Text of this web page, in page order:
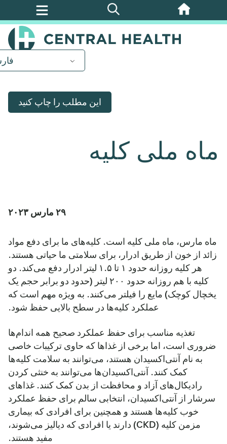
پرش
این مطلب را چاپ کنید
ماه ملی کلیه
۲۹ مارس ۲۰۲۳
ماه مارس، ماه ملی کلیه است. کلیه‌های ما برای دفع مواد
زائد از خون از طریق ادرار، برای سلامتی ما حیاتی هستند.
هر کلیه روزانه حدود ۱ تا ۱.۵ لیتر ادرار دفع می‌کند. دو
کلیه با هم روزانه حدود ۲۰۰ لیتر (حدود دو برابر حجم یک
یخچال کوچک) مایع را فیلتر می‌کنند. به ویژه مهم است که
عملکرد کلیه‌ها در سطح بالایی حفظ شود.
تغذیه مناسب برای حفظ عملکرد صحیح همه اندام‌ها
ضروری است، اما برخی از غذاها که حاوی ترکیبات خاصی
به نام آنتی‌اکسیدان هستند، می‌توانند به سلامت کلیه‌ها
کمک کنند. آنتی‌اکسیدان‌ها می‌توانند به خنثی کردن
رادیکال‌های آزاد و محافظت از بدن کمک کنند. غذاهای
سرشار از آنتی‌اکسیدان، انتخابی سالم برای حفظ عملکرد
خوب کلیه‌ها هستند و همچنین برای افرادی که بیماری
مزمن کلیه (CKD) دارند یا افرادی که دیالیز می‌شوند،
مفید هستند.